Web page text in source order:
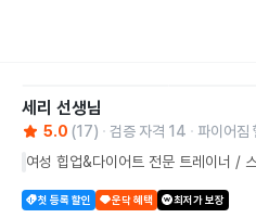
세리 선생님
5.0 (17) 검증 자격 14
파이어짐
여성 힙업&다이어트 전문 트레이너 /
첫 등록 할인 운닥 혜택 최저가 보장